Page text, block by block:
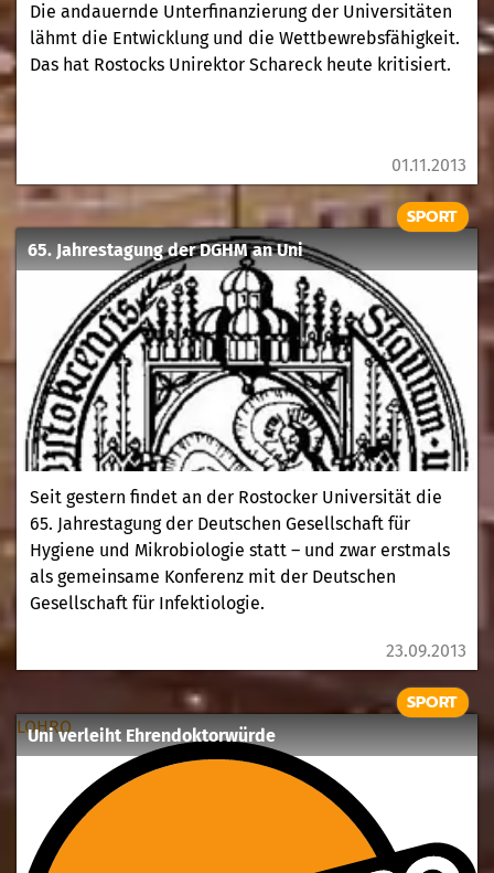
Die andauernde Unterfinanzierung der Universitäten
lähmt die Entwicklung und die Wettbewrebsfähigkeit.
Das hat Rostocks Unirektor Schareck heute kritisiert.
01.11.2013
65. Jahrestagung der DGHM an Uni
SPORT
Seit gestern findet an der Rostocker Universität die
65. Jahrestagung der Deutschen Gesellschaft für
Hygiene und Mikrobiologie statt – und zwar erstmals
als gemeinsame Konferenz mit der Deutschen
Gesellschaft für Infektiologie.
23.09.2013
LOHRO
Uni verleiht Ehrendoktorwürde
SPORT